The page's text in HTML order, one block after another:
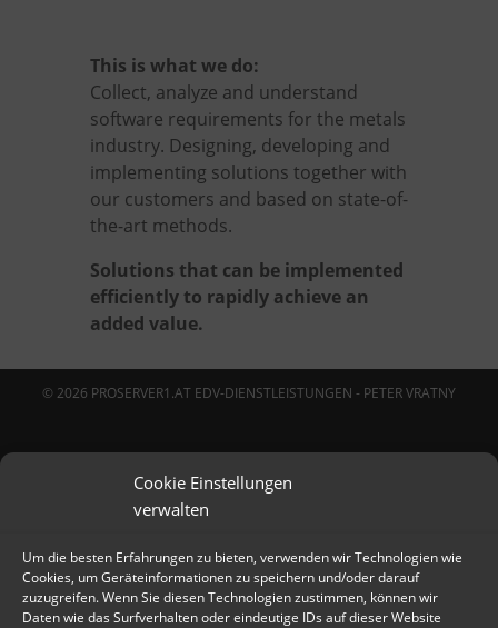
Cookie Einstellungen
verwalten
Um die besten Erfahrungen zu bieten, verwenden wir Technologien wie
Cookies, um Geräteinformationen zu speichern und/oder darauf
zuzugreifen. Wenn Sie diesen Technologien zustimmen, können wir
Daten wie das Surfverhalten oder eindeutige IDs auf dieser Website
This is what we do:
Collect, analyze and understand
software requirements for the metals
industry. Designing, developing and
implementing solutions together with
our customers and based on state-of-
the-art methods.
Solutions that can be implemented
efficiently to rapidly achieve an
added value.
Wir & qoncept
Nextcloud Hosting
© 2026 PROSERVER1.AT EDV-DIENSTLEISTUNGEN - PETER VRATNY